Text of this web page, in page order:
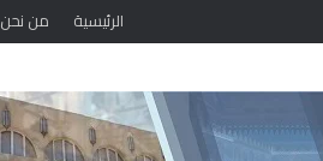
الرئيسية من نحن